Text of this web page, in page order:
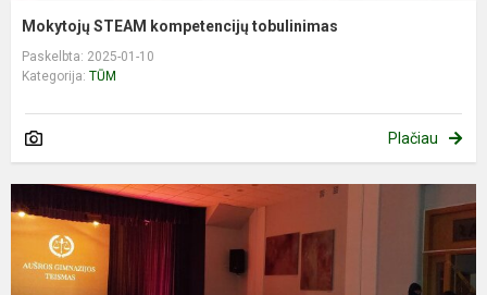
Mokytojų STEAM kompetencijų tobulinimas
Paskelbta: 2025-01-10
Kategorija: TŪM
Plačiau